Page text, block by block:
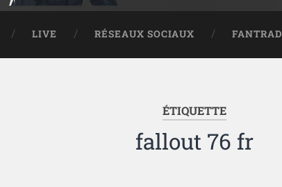
LIVE RÉSEAUX SOCIAUX FANTRAD
ÉTIQUETTE
fallout 76 fr